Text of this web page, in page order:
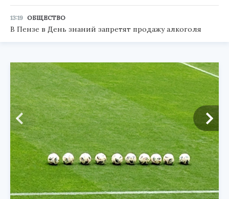
13:19 ОБЩЕСТВО
В Пензе в День знаний запретят продажу алкоголя